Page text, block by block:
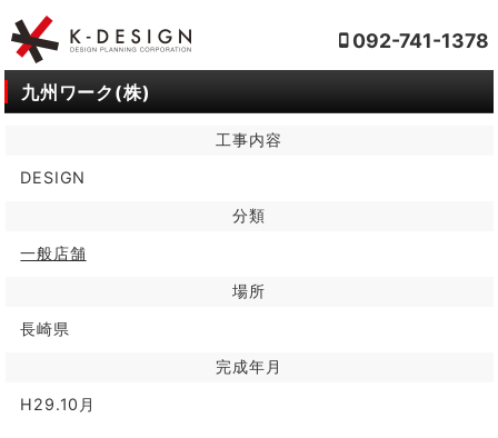
092-741-1378
九州ワーク(株)
工事内容
DESIGN
分類
一般店舗
場所
長崎県
完成年月
H29.10月